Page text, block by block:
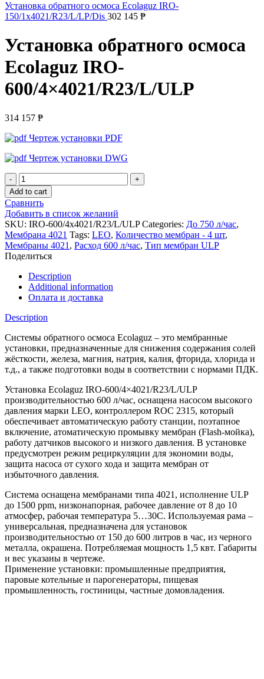
Установка обратного осмоса Ecolaguz IRO-
150/1x4021/R23/L/LP/Dis 302 145 ₱
Установка обратного осмоса
Ecolaguz IRO-
600/4×4021/R23/L/ULP
314 157 ₱
Чертеж установки PDF
Чертеж установки DWG
Установка
обратного
осмоса
Ecolaguz
IRO-
600/4x4021/R23/L/ULP
quantity
Add to cart
Сравнить
Добавить в список желаний
SKU: IRO-600/4x4021/R23/L/ULP Categories: До 750 л/час,
Мембрана 4021 Tags: LEO, Количество мембран - 4 шт,
Мембраны 4021 , Расход 600 л/час, Тип мембран ULP
Поделиться
Description
Additional information
Оплата и доставка
Description
Системы обратного осмоса Ecolaguz – это мембранные
установки, предназначенные для снижения содержания солей
жёсткости, железа, магния, натрия, калия, фторида, хлорида и
т.д., а также подготовки воды в соответствии с нормами ПДК.
Установка Ecolaguz IRO-600/4×4021/R23/L/ULP
производительностью 600 л/час, оснащена насосом высокого
давления марки LEO, контроллером ROC 2315, который
обеспечивает автоматическую работу станции, поэтапное
включение, атоматическую промывку мембран (Flash-мойка),
работу датчиков высокого и низкого давления. В установке
предусмотрен режим рециркуляции для экономии воды,
защита насоса от сухого хода и защита мембран от
избыточного давления.
Система оснащена мембранами типа 4021, исполнение ULP
до 1500 ppm, низконапорная, рабочее давление от 8 до 10
атмосфер, рабочая температура 5…30С. Используемая рама –
универсальная, предназначена для установок
производительностью от 150 до 600 литров в час, из черного
металла, окрашена. Потребляемая мощность 1,5 квт. Габариты
и вес указаны в чертеже.
Применение установки: промышленные предприятия,
паровые котельные и парогенераторы, пищевая
промышленность, гостиницы, частные домовладения.